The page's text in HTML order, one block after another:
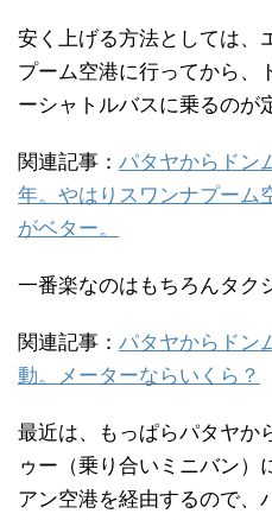
安く上げる方法としては、
プーム空港に行ってから、
ーシャトルバスに乗るのが
関連記事： パタヤからドン
年。やはりスワンナプーム
がベター。
一番楽なのはもちろんタク
関連記事： パタヤからドン
動。メーターならいくら？
最近は、もっぱらパタヤか
ゥー（乗り合いミニバン）
アン空港を経由するので、